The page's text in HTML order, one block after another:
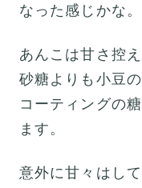
なった感じかな。
あんこは甘さ控え
砂糖よりも小豆
コーティングの
ます。
意外に甘々はして